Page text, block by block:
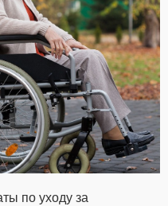
по уходу за